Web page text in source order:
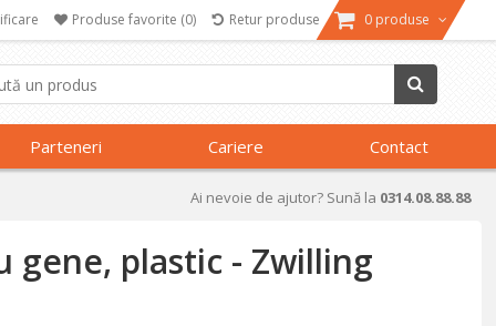
Produse favorite (0) Retur produse 0 produse
Parteneri Cariere Contact
Ai nevoie de ajutor? Sună la 0314.08.88.88
gene, plastic - Zwilling